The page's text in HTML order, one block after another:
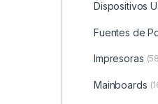
Dispositivos
Fuentes de
Impresoras
Mainboards